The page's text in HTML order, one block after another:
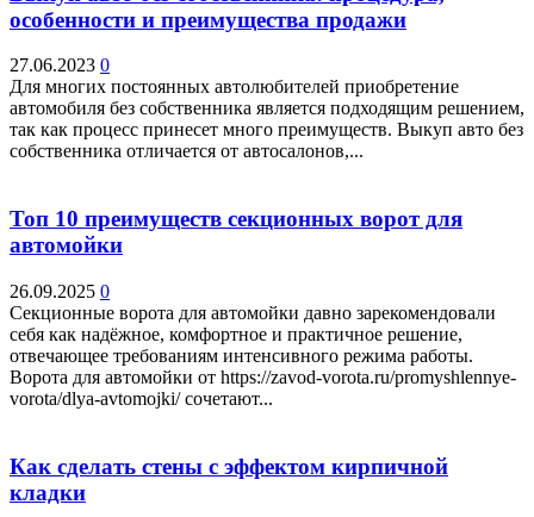
особенности и преимущества продажи
27.06.2023 0
Для многих постоянных автолюбителей приобретение
автомобиля без собственника является подходящим решением,
так как процесс принесет много преимуществ. Выкуп авто без
собственника отличается от автосалонов,...
Топ 10 преимуществ секционных ворот для
автомойки
26.09.2025 0
Секционные ворота для автомойки давно зарекомендовали
себя как надёжное, комфортное и практичное решение,
отвечающее требованиям интенсивного режима работы.
Ворота для автомойки от https://zavod-vorota.ru/promyshlennye-
vorota/dlya-avtomojki/ сочетают...
Как сделать стены с эффектом кирпичной
кладки